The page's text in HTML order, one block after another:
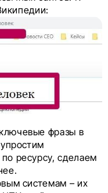
фразы в
ресурсу, сделаем
системам – их